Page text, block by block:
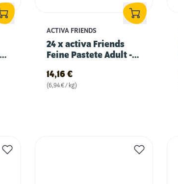
ACTIVA FRIENDS
24 x activa Friends
Feine Pastete Adult -
14,16 €
(6,94 € / kg)